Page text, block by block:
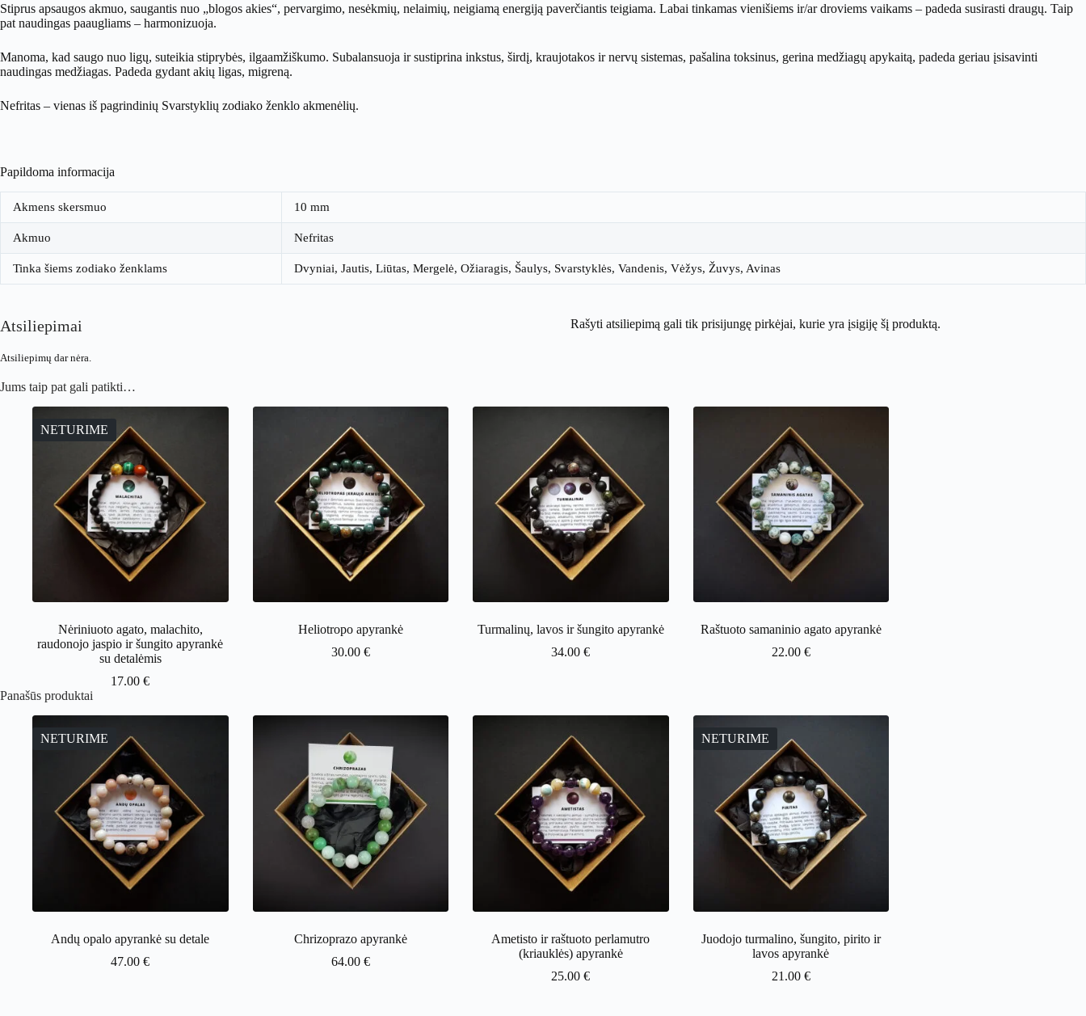
Stiprus apsaugos akmuo, saugantis nuo „blogos akies“, pervargimo, nesėkmių, nelaimių, neigiamą energiją paverčiantis teigiama. Labai tinkamas vienišiems ir/ar droviems vaikams – padeda susirasti draugų. Taip
pat naudingas paaugliams – harmonizuoja.
Manoma, kad saugo nuo ligų, suteikia stiprybės, ilgaamžiškumo. Subalansuoja ir sustiprina inkstus, širdį, kraujotakos ir nervų sistemas, pašalina toksinus, gerina medžiagų apykaitą, padeda geriau įsisavinti
naudingas medžiagas. Padeda gydant akių ligas, migreną.
Nefritas – vienas iš pagrindinių Svarstyklių zodiako ženklo akmenėlių.
Papildoma informacija
Akmens skersmuo 10 mm
Akmuo Nefritas
Tinka šiems zodiako ženklams Dvyniai, Jautis, Liūtas, Mergelė, Ožiaragis, Šaulys, Svarstyklės, Vandenis, Vėžys, Žuvys, Avinas
Atsiliepimai
Atsiliepimų dar nėra.
Rašyti atsiliepimą gali tik prisijungę pirkėjai, kurie yra įsigiję šį produktą.
Jums taip pat gali patikti…
NETURIME
Nėriniuoto agato, malachito,
raudonojo jaspio ir šungito apyrankė
su detalėmis
17.00€
Heliotropo apyrankė
30.00 €
Turmalinų, lavos ir šungito apyrankė
34.00€
Raštuoto samaninio agato apyrankė
22.00 €
Panašūs produktai
NETURIME
Andų opalo apyrankė su detale
47.00€
Chrizoprazo apyrankė
64.00 €
Ametisto ir raštuoto perlamutro
(kriauklės) apyrankė
25.00€
NETURIME
Juodojo turmalino, šungito, pirito ir
lavos apyrankė
21.00 €